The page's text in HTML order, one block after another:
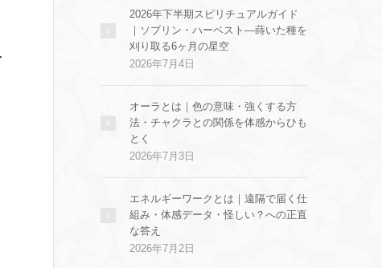
2026年下半期スピリチュアルガイド
｜ソブリン・ハーベスト—蒔いた種を
刈り取る6ヶ月の星空
2026年7月4日
オーラとは｜色の意味・強くする方
法・チャクラとの関係を体感からひも
とく
2026年7月3日
エネルギーワークとは｜遠隔で届く仕
組み・体感データ・怪しい？への正直
な答え
2026年7月2日